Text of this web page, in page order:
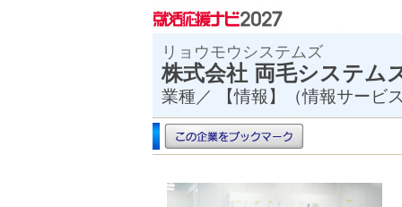
リョウモウシステムズ
株式会社 両毛シス
業種／ 【情報】（情報サービ